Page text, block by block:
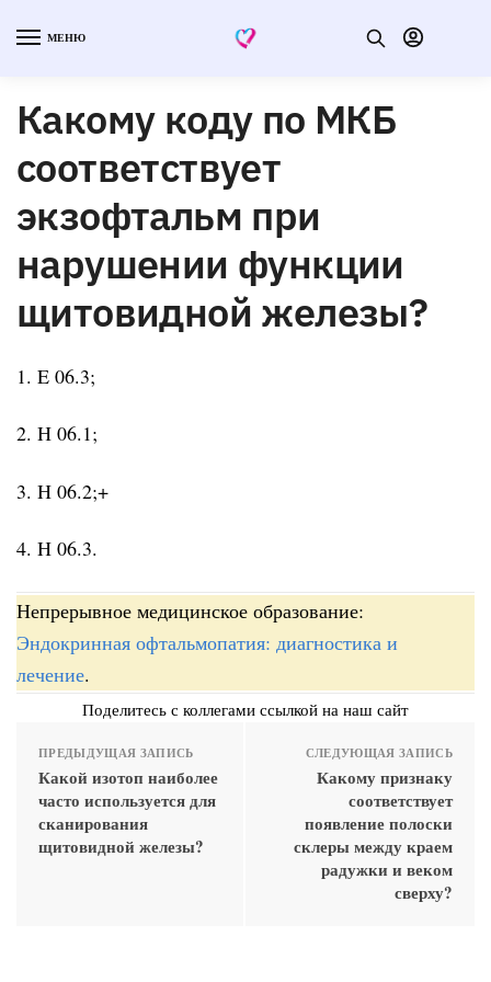
МЕНЮ
Какому коду по МКБ
соответствует
экзофтальм при
нарушении функции
щитовидной железы?
1. E 06.3;
2. H 06.1;
3. H 06.2;+
4. H 06.3.
Непрерывное медицинское образование:
Эндокринная офтальмопатия: диагностика и
лечение.
Поделитесь с коллегами ссылкой на наш сайт
ПРЕДЫДУЩАЯ ЗАПИСЬ
Какой изотоп наиболее
часто используется для
сканирования
щитовидной железы?
СЛЕДУЮЩАЯ ЗАПИСЬ
Какому признаку
соответствует
появление полоски
склеры между краем
радужки и веком
сверху?